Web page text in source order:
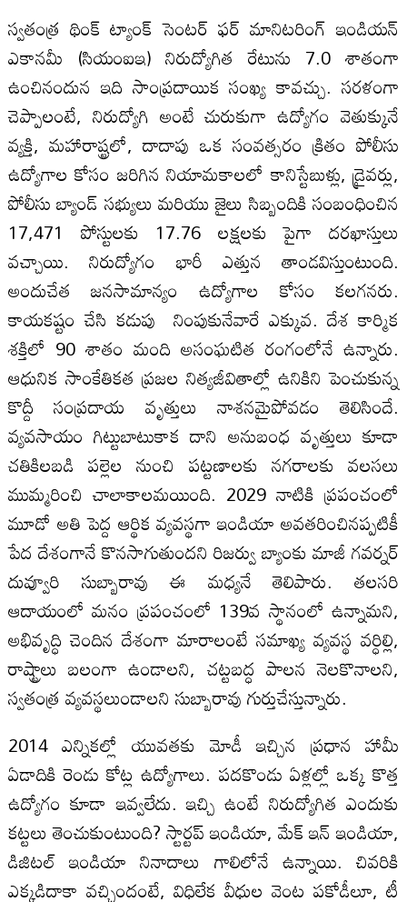
స్వతంత్ర థింక్‌ ట్యాంక్‌ సెంటర్‌ ఫర్‌ మానిటరింగ్‌ ఇండియన్‌
ఎకానమీ (సియంఐఇ) నిరుద్యోగిత రేటును 7.0 శాతంగా
ఉంచినందున ఇది సాంప్రదాయిక సంఖ్య కావచ్చు. సరళంగా
చెప్పాలంటే, నిరుద్యోగి అంటే చురుకుగా ఉద్యోగం వెతుక్కునే
వ్యక్తి, మహారాష్ట్రలో, దాదాపు ఒక సంవత్సరం క్రితం పోలీసు
ఉద్యోగాల కోసం జరిగిన నియామకాలలో కానిస్టేబుళ్లు, డ్రైవర్లు,
పోలీసు బ్యాండ్‌ సభ్యులు మరియు జైలు సిబ్బందికి సంబంధించిన
17,471 పోస్టులకు 17.76 లక్షలకు పైగా దరఖాస్తులు
వచ్చాయి. నిరుద్యోగం భారీ ఎత్తున తాండవిస్తుంటుంది.
అందుచేత జనసామాన్యం ఉద్యోగాల కోసం కలగనరు.
కాయకష్టం చేసి కడుపు నింపుకునేవారే ఎక్కువ. దేశ కార్మిక
శక్తిలో 90 శాతం మంది అసంఘటిత రంగంలోనే ఉన్నారు.
ఆధునిక సాంకేతికత ప్రజల నిత్యజీవితాల్లో ఉనికిని పెంచుకున్న
కొద్దీ సంప్రదాయ వృత్తులు నాశనమైపోవడం తెలిసిందే.
వ్యవసాయం గిట్టుబాటుకాక దాని అనుబంధ వృత్తులు కూడా
చతికిలబడి పల్లెల నుంచి పట్టణాలకు నగరాలకు వలసలు
ముమ్మరించి చాలాకాలమయింది. 2029 నాటికి ప్రపంచంలో
మూడో అతి పెద్ద ఆర్థిక వ్యవస్థగా ఇండియా అవతరించినప్పటికీ
పేద దేశంగానే కొనసాగుతుందని రిజర్వు బ్యాంకు మాజీ గవర్నర్‌
దువ్వూరి సుబ్బారావు ఈ మధ్యనే తెలిపారు. తలసరి
ఆదాయంలో మనం ప్రపంచంలో 139వ స్థానంలో ఉన్నామని,
అభివృద్ధి చెందిన దేశంగా మారాలంటే సమాఖ్య వ్యవస్థ వర్ధిల్లి,
రాష్ట్రాలు బలంగా ఉండాలని, చట్టబద్ధ పాలన నెలకొనాలని,
స్వతంత్ర వ్యవస్థలుండాలని సుబ్బారావు గుర్తుచేస్తున్నారు.
2014 ఎన్నికల్లో యువతకు మోడీ ఇచ్చిన ప్రధాన హామీ
ఏడాదికి రెండు కోట్ల ఉద్యోగాలు. పదకొండు ఏళ్లల్లో ఒక్క కొత్త
ఉద్యోగం కూడా ఇవ్వలేదు. ఇచ్చి ఉంటే నిరుద్యోగిత ఎందుకు
కట్టలు తెంచుకుంటుంది? స్టార్టప్‌ ఇండియా, మేక్‌ ఇన్‌ ఇండియా,
డిజిటల్‌ ఇండియా నినాదాలు గాలిలోనే ఉన్నాయి. చివరికి
ఎక్కడిదాకా వచ్చిందంటే, విధిలేక వీధుల వెంట పకోడీలూ, టీ